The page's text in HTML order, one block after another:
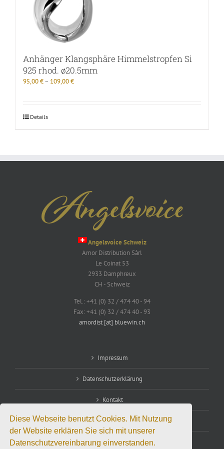
Diese Webseite benutzt Cookies. Mit Nutzung
der Website erklären Sie sich mit unserer
Datenschutzvereinbarung einverstanden.
Anhänger Klangsphäre Himmelstropfen Si
925 rhod. ø20.5mm
95,00€– 109,00€
Details
Angelsvoice Schweiz
Amor Distribution Sàrl
Le Coinat 53
2933 Damphreux
CH - Schweiz
Tel.: +41 (0) 32 / 474 40 - 94
Fax: +41 (0) 32 / 474 40 - 93
amordist [at] bluewin.ch
Impressum
Datenschutzerklärung
Kontakt
Vertriebspartnerschaft